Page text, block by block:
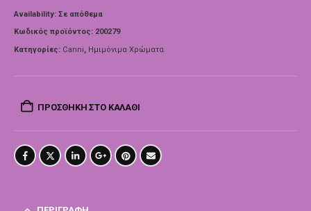
Availability: Σε απόθεμα
Κωδικός προϊόντος: 200279
Κατηγορίες: Canni, Ημιμόνιμα Χρώματα
ΠΡΟΣΘΉΚΗ ΣΤΟ ΚΑΛΆΘΙ